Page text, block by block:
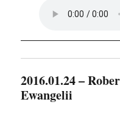
2016.01.24 –
Ewangelii